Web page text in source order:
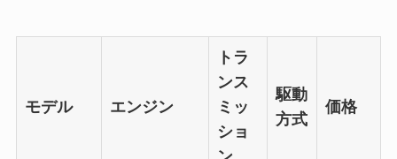
モデル エンジン
トラ
ンス
ミッ
ショ
駆動
方式
価格